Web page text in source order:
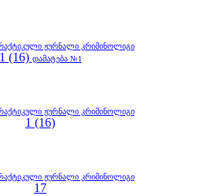
ჟურნალი კრიმინოლიგი
1 (16) დამატება №1
ჟურნალი კრიმინოლიგი
1 (16)
ჟურნალი კრიმინოლიგი
17